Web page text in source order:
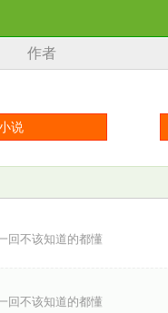
作者
回不该知道的都懂
回不该知道的都懂